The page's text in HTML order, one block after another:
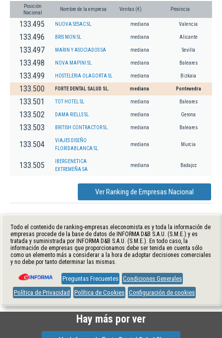
Posición
Nacional
Nombre de la empresa Ventas (€) Provincia
133.495 NUOVA SESAC SL. mediana Valencia
133.496 BRIS MON SL mediana Alicante
133.497 MARIN Y ASOCIADOS SA mediana Sevilla
133.498 NOVA MAPINI SL mediana Baleares
133.499 HOSTELERIA OLAGORTA SL mediana Bizkaia
133.500 FORTE DENTAL SALUD SL. mediana Pontevedra
133.501 TOT HOTEL SL mediana Baleares
133.502 DAMA RIELLS SL. mediana Gerona
133.503 BRITISH CONTRACTOR SL. mediana Baleares
133.504
VIAJES DISEÑO
FLORIDABLANCA SL
mediana Murcia
133.505
IBERGENETICA
EXTREMEÑA SA
mediana Badajoz
Ver Ranking de Empresas Nacional
Todo el contenido de ranking-empresas.eleconomista.es y toda la información de
empresas procede de la base de datos de INFORMA D&B S.A.U. (S.M.E.) y es
tratada y suministrada por INFORMA D&B S.A.U. (S.M.E.). En todo caso, la
información de empresas que proporcionamos debe ser tenida en cuenta sólo
como un elemento más a considerar a la hora de adoptar decisiones comerciales
y no debe por tanto determinar las mismas.
Preguntas Frecuentes Condiciones Generales
Política de Privacidad
Política de Cookies Configuración de cookies
Hay más por ver